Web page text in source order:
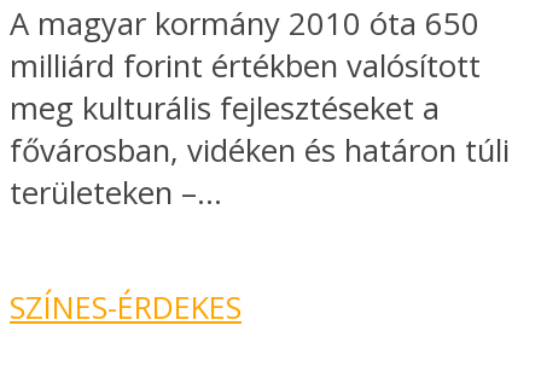
A magyar kormány 2010 óta 650
milliárd forint értékben valósított
meg kulturális fejlesztéseket a
fővárosban, vidéken és határon túli
területeken –...
SZÍNES-ÉRDEKES